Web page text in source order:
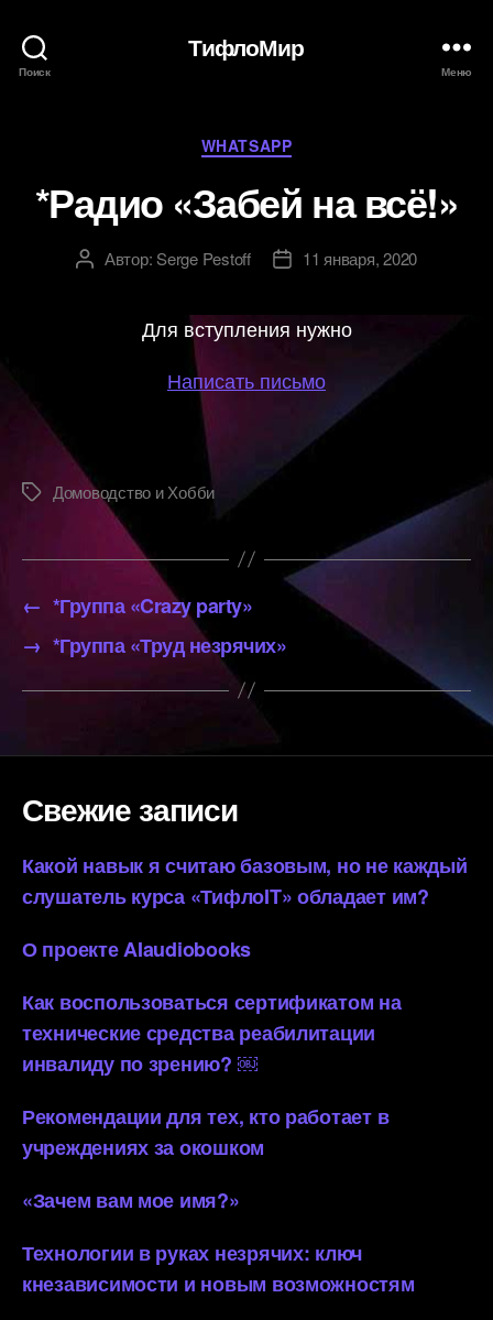
Поиск
ТифлоМир
Меню
Рубрики
WHATSAPP
*Радио «Забей на всё!»
АвторАвтор: Serge Pestoff
Дата11 января, 2020
Для вступления нужно
Написать письмо
МеткиДомоводство и Хобби
← *Группа «Crazy party»
→ *Группа «Труд незрячих»
Свежие записи
Какой навык я считаю базовым, но не каждый
слушатель курса «ТифлоIT» обладает им?
О проекте AIaudiobooks
Как воспользоваться сертификатом на
технические средства реабилитации
инвалиду по зрению? ￼
Рекомендации для тех, кто работает в
учреждениях за окошком
«Зачем вам мое имя?»
Технологии в руках незрячих: ключ
кнезависимости и новым возможностям